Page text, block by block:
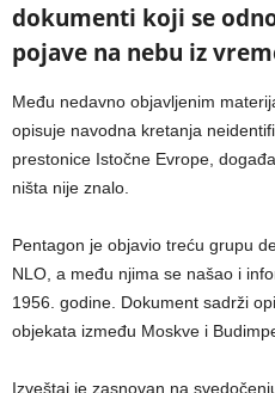
dokumenti koji se
pojave na nebu iz
Među nedavno objavljenim
opisuje navodna kretanja
prestonice Istočne Evrope,
ništa nije znalo.
Pentagon je objavio treću grupu
NLO, a među njima se našao i
1956. godine. Dokument sadrži
objekata između Moskve i
Izveštaj je zasnovan na